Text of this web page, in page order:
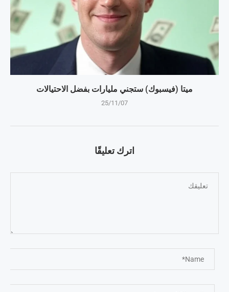
ميتا (فيسبوك) ستجني مليارات بفضل الاحتيالات
25/11/07
اترك تعليقًا